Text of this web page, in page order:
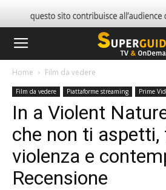
Home Film da vedere
Film da vedere Piattaforme streaming Prime
In a Violent
che non ti aspetti,
violenza e
Recensione